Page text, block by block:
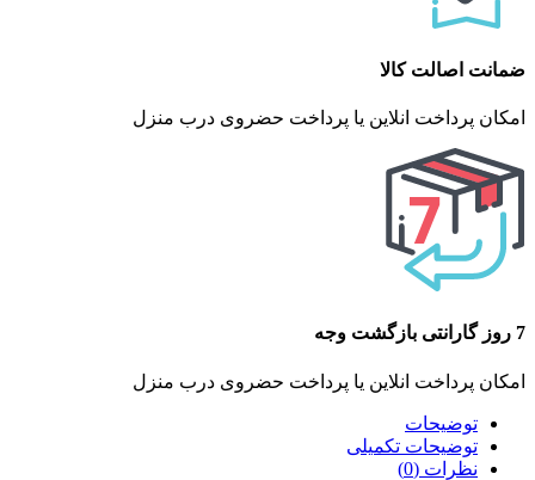
ضمانت اصالت کالا
امکان پرداخت انلاین یا پرداخت حضروی درب منزل
7 روز گارانتی بازگشت وجه
امکان پرداخت انلاین یا پرداخت حضروی درب منزل
توضیحات
توضیحات تکمیلی
نظرات (0)